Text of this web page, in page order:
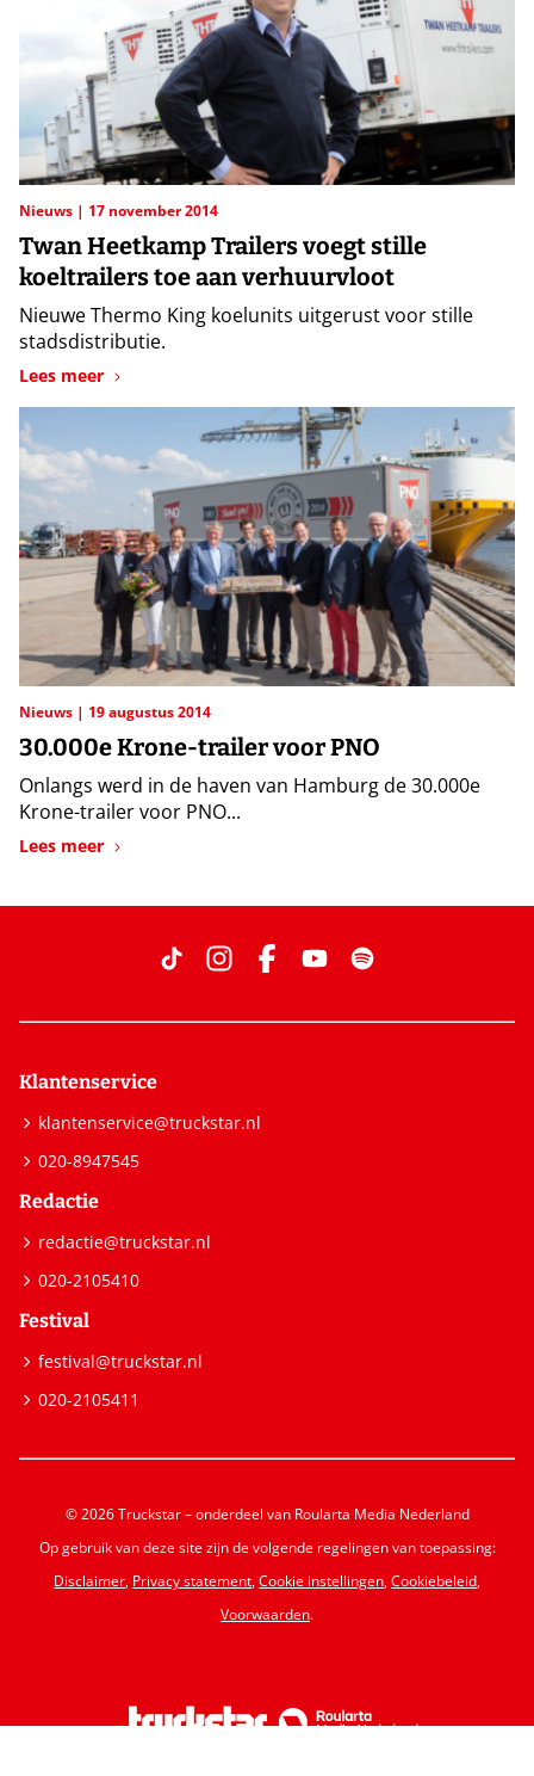
Nieuws 17 november 2014
Twan Heetkamp Trailers voegt stille
koeltrailers toe aan verhuurvloot
Nieuwe Thermo King koelunits uitgerust voor stille
stadsdistributie.
Lees meer
Nieuws 19 augustus 2014
30.000e Krone-trailer voor PNO
Onlangs werd in de haven van Hamburg de 30.000e
Krone-trailer voor PNO...
Lees meer
Klantenservice
klantenservice@truckstar.nl
020-8947545
Redactie
redactie@truckstar.nl
020-2105410
Festival
festival@truckstar.nl
020-2105411
© 2026 Truckstar – onderdeel van Roularta Media Nederland
Op gebruik van deze site zijn de volgende regelingen van toepassing:
Disclaimer, Privacy statement,Cookie instellingen,Cookiebeleid,
Voorwaarden.